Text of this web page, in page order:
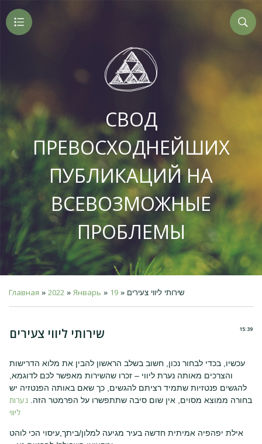
СВОД
ПРЕВОСХОДНЕЙШИХ
ПУБЛИКАЦИЙ НА
ВСЕВОЗМОЖНЫЕ
ПРОБЛЕМЫ
Главная » 2022 » Январь » 19 » שירותי ליווי צעירים
15:39 שירותי ליווי צעירים
עכשיו, בכדי לבחור נכון, חשוב בשלב הראשון להבין את מלוא הדרישות
והצרכים מאותה נערת ליווי – זכרו שהשירות מאפשר לכם לדוגמא,
להגשים פנטזיות שתמיד רציתם להגשים, כך שאם באותה הפנטזיה יש
בחורה ממוצא מסוים, אין שום סיבה שתתפשרו על הפרמטר הזה. נערות
ליווי
אילת יפהפיה אמיתית חדשה בעיר מגיעה למלון/ביתך,עיסוי הכי לוהט